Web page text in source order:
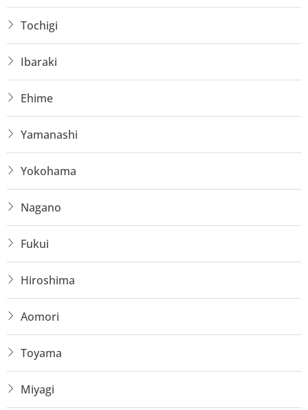
Tochigi
Ibaraki
Ehime
Yamanashi
Yokohama
Nagano
Fukui
Hiroshima
Aomori
Toyama
Miyagi